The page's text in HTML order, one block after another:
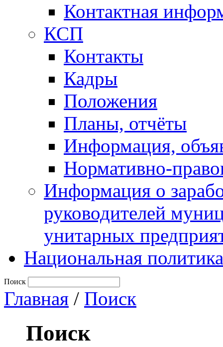
Контактная
КСП
Контакты
Кадры
Положения
Планы, отчёты
Информация,
Нормативно-
Информация о
руководителей
унитарных
Национальная политика
Поиск
Главная / Поиск
Поиск